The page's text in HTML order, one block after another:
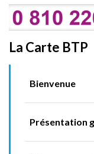
La Carte BTP
Bienvenue
Présentation